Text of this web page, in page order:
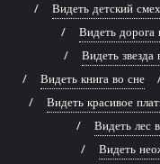
Видеть детский
Видеть дорога
Видеть звезда
Видеть книга во сне
Видеть красивое
Видеть лес
Видеть